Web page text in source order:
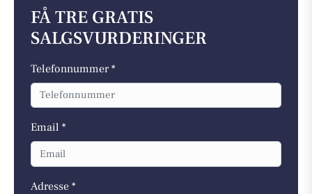
FÅ TRE GRATIS
SALGSVURDERINGER
Telefonnummer *
Email *
Adresse *